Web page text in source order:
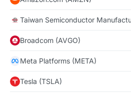
Taiwan Semiconductor
Broadcom (AVGO)
Meta Platforms (META)
Tesla (TSLA)